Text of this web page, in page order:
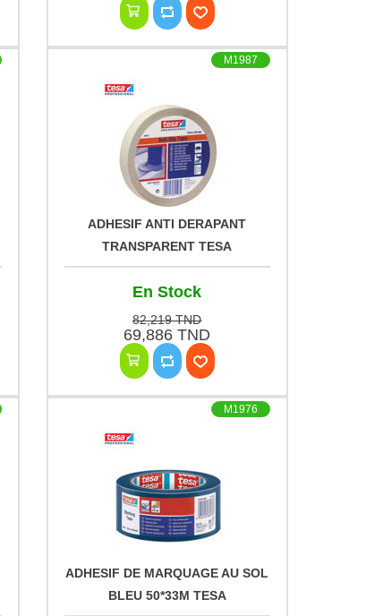
M1987
ADHESIF ANTI DERAPANT
TRANSPARENT TESA
En Stock
82,219 TND
69,886 TND
M1976
ADHESIF DE MARQUAGE AU SOL
BLEU 50*33M TESA